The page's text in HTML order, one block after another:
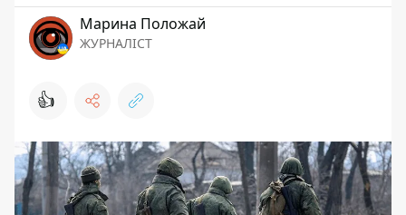
Марина Положай
ЖУРНАЛІСТ
👍